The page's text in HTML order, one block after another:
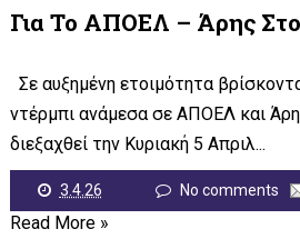
Για Το ΑΠΟΕΛ – Άρης
Σε αυξημένη ετοιμότητα
ντέρμπι ανάμεσα σε ΑΠΟΕΛ και
διεξαχθεί την Κυριακή 5 Απριλ...
3.4.26
No comments
Read More »